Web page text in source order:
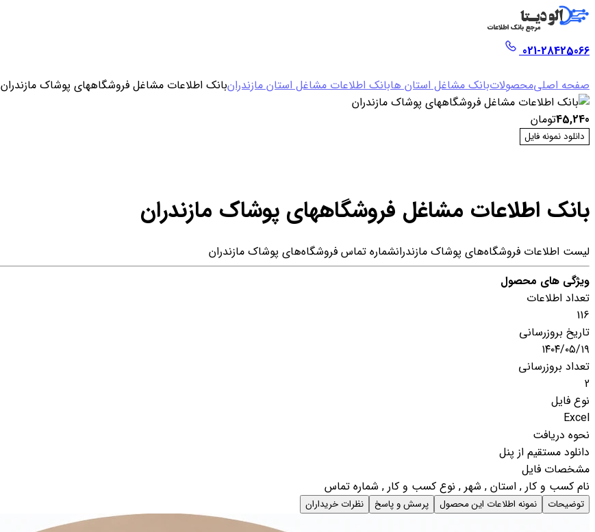
021-28425066
صفحه اصلیمحصولاتبانک مشاغل استان هابانک اطلاعات مشاغل استان مازندرانبانک اطلاعات مشاغل فروشگاههای پوشاک مازندران
45,240تومان
دانلود نمونه فایل
بانک اطلاعات مشاغل فروشگاههای پوشاک مازندران
لیست اطلاعات فروشگاه‌های پوشاک مازندرانشماره تماس فروشگاه‌های پوشاک مازندران
ویژگی های محصول
تعداد اطلاعات
116
تاریخ بروزرسانی
۱۴۰۴/۰۵/۱۹
تعداد بروزرسانی
2
نوع فایل
Excel
نحوه دریافت
دانلود مستقیم از پنل
مشخصات فایل
نام کسب و کار , استان , شهر , نوع کسب و کار , شماره تماس
توضیحات نمونه اطلاعات این محصول پرسش و پاسخ نظرات خریداران